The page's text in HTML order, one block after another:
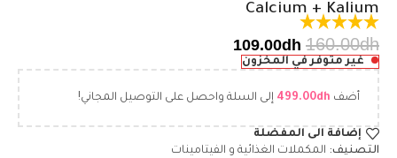
Calcium + Kalium
160.00dh
109.00dh
غير متوفر في المخزون
أضف 499.00dh إلى السلة واحصل على التوصيل المجاني!
إضافة الى المفضلة
التصنيف: المكملات الغذائية و الفيتامينات